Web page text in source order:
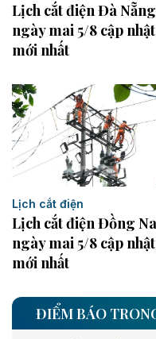
Lịch cắt điện Đà Nẵng
ngày mai 5/8 cập nhật
mới nhất
Lịch cắt điện
Lịch cắt điện Đồng
ngày mai 5/8 cập nhật
mới nhất
ĐIỂM BÁO